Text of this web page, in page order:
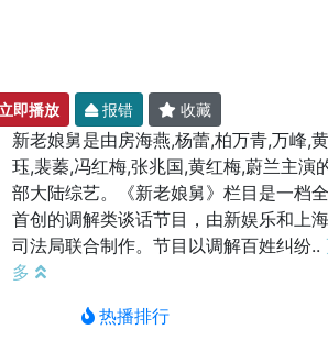
即播放 报错 收藏
新老娘舅是由房海燕,杨蕾,柏万青,万峰,
珏,裴蓁,冯红梅,张兆国,黄红梅,蔚兰主演
部大陆综艺。《新老娘舅》栏目是一档
首创的调解类谈话节目，由新娱乐和上
司法局联合制作。节目以调解百姓纠纷..
多
热播排行